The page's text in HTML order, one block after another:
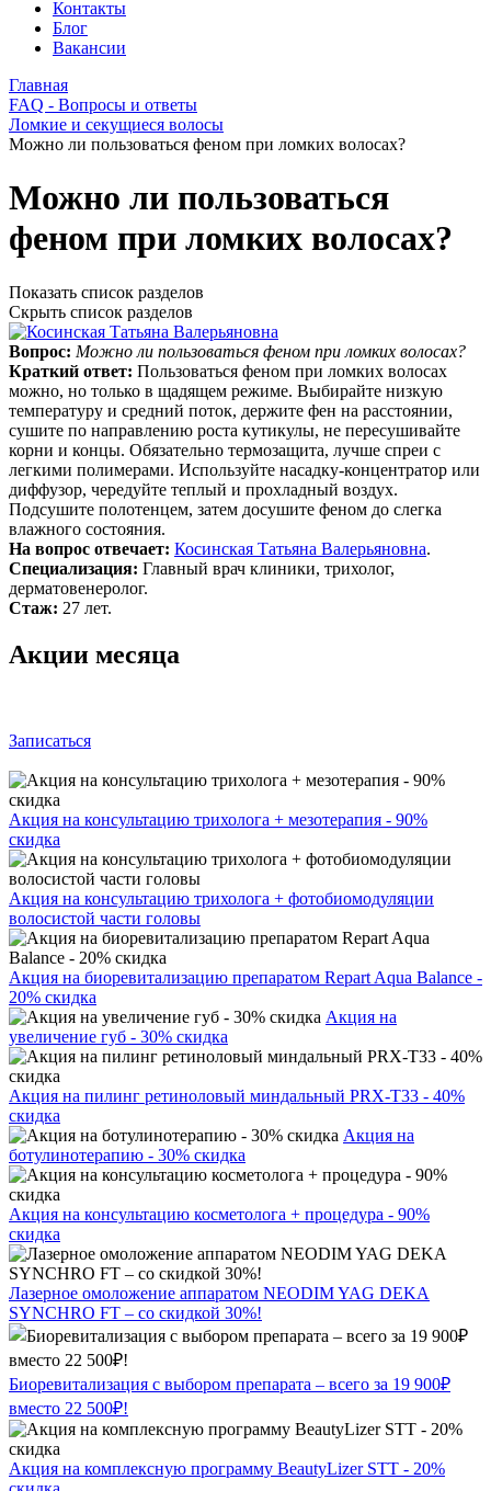
Контакты
Блог
Вакансии
Главная
FAQ - Вопросы и ответы
Ломкие и секущиеся волосы
Можно ли пользоваться феном при ломких волосах?
Можно ли пользоваться
феном при ломких волосах?
Показать список разделов
Скрыть список разделов
Вопрос: Можно ли пользоваться феном при ломких волосах?
Краткий ответ: Пользоваться феном при ломких волосах
можно, но только в щадящем режиме. Выбирайте низкую
температуру и средний поток, держите фен на расстоянии,
сушите по направлению роста кутикулы, не пересушивайте
корни и концы. Обязательно термозащита, лучше спреи с
легкими полимерами. Используйте насадку-концентратор или
диффузор, чередуйте теплый и прохладный воздух.
Подсушите полотенцем, затем досушите феном до слегка
влажного состояния.
На вопрос отвечает: Косинская Татьяна Валерьяновна.
Специализация: Главный врач клиники, трихолог,
дерматовенеролог.
Стаж: 27 лет.
Акции месяца
Записаться
Акция на консультацию трихолога + мезотерапия - 90%
скидка
Акция на консультацию трихолога + фотобиомодуляции
волосистой части головы
Акция на биоревитализацию препаратом Repart Aqua Balance -
20% скидка
Акция на
увеличение губ - 30% скидка
Акция на пилинг ретиноловый миндальный PRX-T33 - 40%
скидка
Акция на
ботулинотерапию - 30% скидка
Акция на консультацию косметолога + процедура - 90%
скидка
Лазерное омоложение аппаратом NEODIM YAG DEKA
SYNCHRO FT – со скидкой 30%!
Биоревитализация с выбором препарата – всего за 19 900₽
вместо 22 500₽!
Акция на комплексную программу BeautyLizer STT - 20%